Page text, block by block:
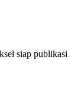
siap publikasi